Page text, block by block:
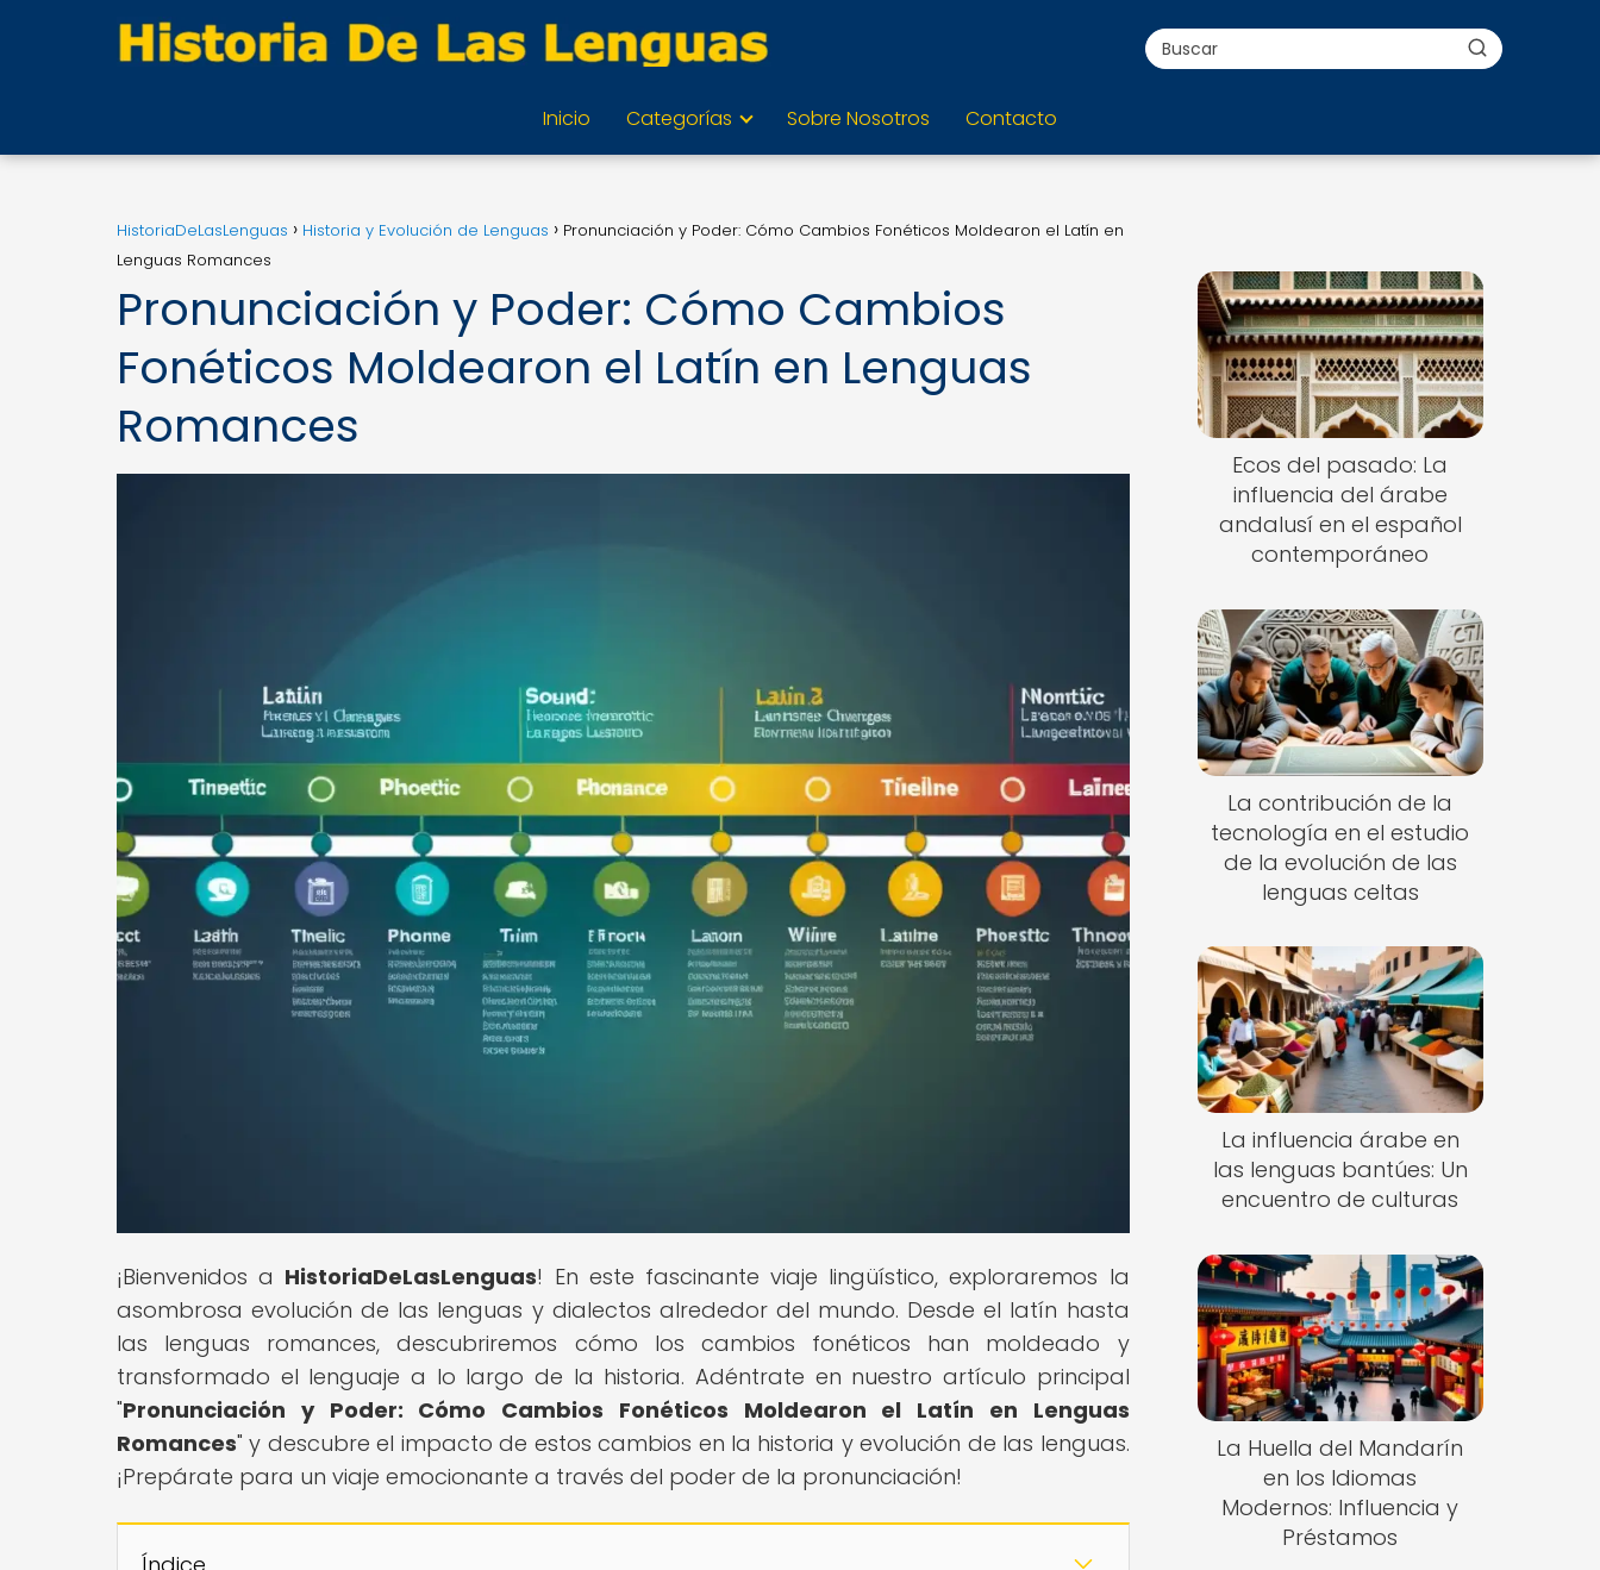
Inicio Categorías Sobre Nosotros Contacto
HistoriaDeLasLenguas Historia y Evolución de Lenguas
Pronunciación y Poder: Cómo Cambios Fonéticos Moldearon el Latín en
Lenguas Romances
Pronunciación y Poder: Cómo Cambios
Fonéticos Moldearon el Latín en Lenguas
Romances
¡Bienvenidos a HistoriaDeLasLenguas! En este fascinante viaje lingüístico, exploraremos la
asombrosa evolución de las lenguas y dialectos alrededor del mundo. Desde el latín hasta
las lenguas romances, descubriremos cómo los cambios fonéticos han moldeado y
transformado el lenguaje a lo largo de la historia. Adéntrate en nuestro artículo principal
"Pronunciación y Poder: Cómo Cambios Fonéticos Moldearon el Latín en Lenguas
Romances" y descubre el impacto de estos cambios en la historia y evolución de las lenguas.
¡Prepárate para un viaje emocionante a través del poder de la pronunciación!
Ecos del pasado: La
influencia del árabe
andalusí en el español
contemporáneo
La contribución de la
tecnología en el estudio
de la evolución de las
lenguas celtas
La influencia árabe en
las lenguas bantúes: Un
encuentro de culturas
La Huella del Mandarín
en los Idiomas
Modernos: Influencia y
Préstamos